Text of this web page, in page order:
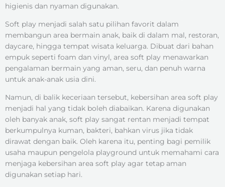
higienis dan nyaman digunakan.
Soft play menjadi salah satu pilihan favorit dalam
membangun area bermain anak, baik di dalam mal, restoran,
daycare, hingga tempat wisata keluarga. Dibuat dari bahan
empuk seperti foam dan vinyl, area soft play menawarkan
pengalaman bermain yang aman, seru, dan penuh warna
untuk anak-anak usia dini.
Namun, di balik keceriaan tersebut, kebersihan area soft play
menjadi hal yang tidak boleh diabaikan. Karena digunakan
oleh banyak anak, soft play sangat rentan menjadi tempat
berkumpulnya kuman, bakteri, bahkan virus jika tidak
dirawat dengan baik. Oleh karena itu, penting bagi pemilik
usaha maupun pengelola playground untuk memahami cara
menjaga kebersihan area soft play agar tetap aman
digunakan setiap hari.